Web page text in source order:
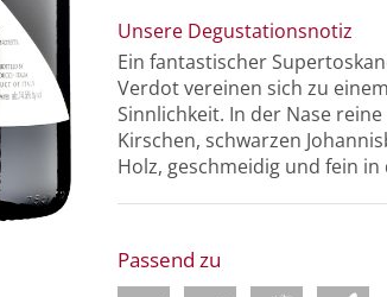
Unsere Degustationsnotiz
Ein fantastischer
Verdot vereinen sich zu
Sinnlichkeit. In der Nase
Kirschen, schwarzen
Holz, geschmeidig und fein in
Passend zu